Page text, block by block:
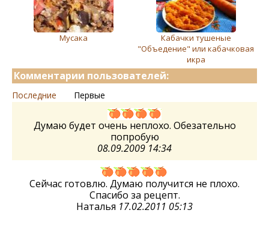
Мусака
Кабачки тушеные
"Объедение" или кабачковая
икра
Комментарии пользователей:
Последние Первые
Думаю будет очень неплохо. Обезательно
попробую
08.09.2009 14:34
Сейчас готовлю. Думаю получится не плохо.
Спасибо за рецепт.
Наталья 17.02.2011 05:13